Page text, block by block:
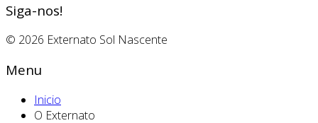
Siga-nos!
© 2026 Externato Sol Nascente
Menu
Inicio
O Externato